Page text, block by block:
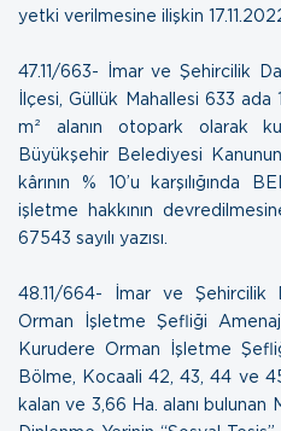
yetki verilmesine ilişkin
47.11/663- İmar ve Şehircilik
İlçesi, Güllük Mahallesi 633
m² alanın otopark olarak
Büyükşehir Belediyesi
kârının % 10’u karşılığında
işletme hakkının
67543 sayılı yazısı.
48.11/664- İmar ve Şehircilik
Orman İşletme Şefliği
Kurudere Orman İşletme
Bölme, Kocaali 42, 43, 44 ve
kalan ve 3,66 Ha. alanı